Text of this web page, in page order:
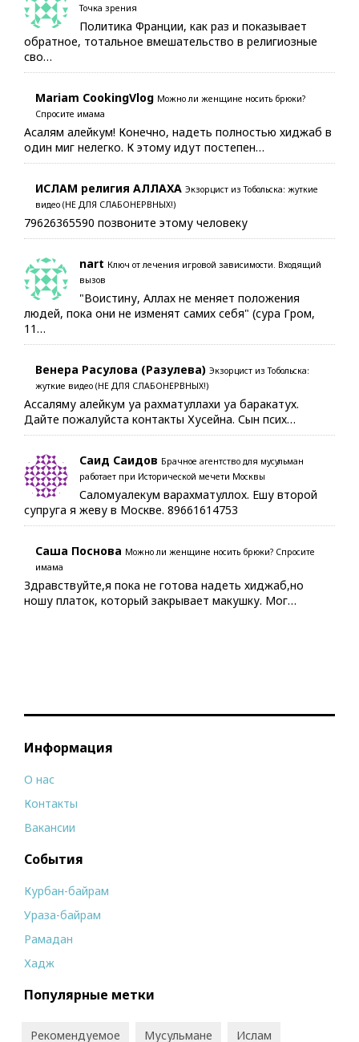
Точка зрения
Политика Франции, как раз и показывает
обратное, тотальное вмешательство в религиозные
сво…
Mariam CookingVlog Можно ли женщине носить брюки?
Спросите имама
Асалям алейкум! Конечно, надеть полностью хиджаб в
один миг нелегко. К этому идут постепен…
ИСЛАМ религия АЛЛАХА Экзорцист из Тобольска: жуткие
видео (НЕ ДЛЯ СЛАБОНЕРВНЫХ!)
79626365590 позвоните этому человеку
nart Ключ от лечения игровой зависимости. Входящий
вызов
"Воистину, Аллах не меняет положения
людей, пока они не изменят самих себя" (сура Гром,
11…
Венера Расулова (Разулева) Экзорцист из Тобольска:
жуткие видео (НЕ ДЛЯ СЛАБОНЕРВНЫХ!)
Ассаляму алейкум уа рахматуллахи уа баракатух.
Дайте пожалуйста контакты Хусейна. Сын псих…
Саид Саидов Брачное агентство для мусульман
работает при Исторической мечети Москвы
Саломуалекум варахматуллох. Ешу второй
супруга я жеву в Москве. 89661614753
Саша Поснова Можно ли женщине носить брюки? Спросите
имама
Здравствуйте,я пока не готова надеть хиджаб,но
ношу платок, который закрывает макушку. Мог…
Информация
О нас
Контакты
Вакансии
События
Курбан-байрам
Ураза-байрам
Рамадан
Хадж
Популярные метки
Рекомендуемое Мусульмане Ислам